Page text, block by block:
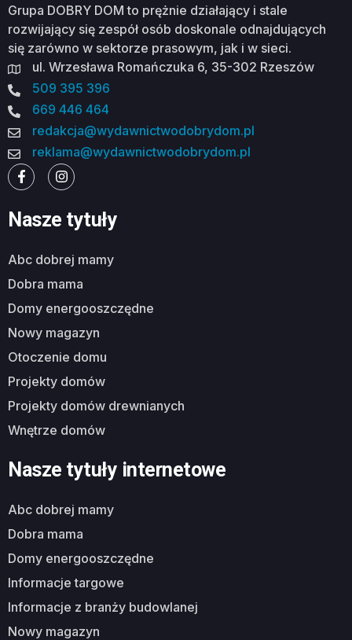
Grupa DOBRY DOM to prężnie działający i stale
rozwijający się zespół osób doskonale odnajdujących
się zarówno w sektorze prasowym, jak i w sieci.
ul. Wrzesława Romańczuka 6, 35-302 Rzeszów
509 395 396
669 446 464
redakcja@wydawnictwodobrydom.pl
reklama@wydawnictwodobrydom.pl
Nasze tytuły
abc dobrej mamy
dobra mama
domy energooszczędne
nowy magazyn
otoczenie domu
projekty domów
projekty domów drewnianych
wnętrze domów
Nasze tytuły internetowe
abc dobrej mamy
dobra mama
domy energooszczędne
informacje targowe
informacje z branży budowlanej
nowy magazyn